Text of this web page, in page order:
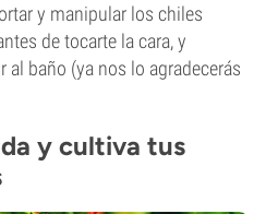
y manipular los chiles
de tocarte la cara, y
al baño (ya nos lo agradecerás
y cultiva tus